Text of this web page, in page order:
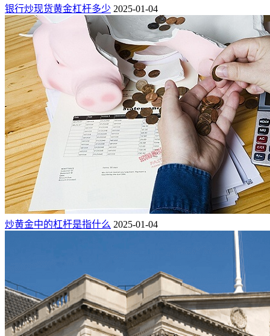
银行炒现货黄金杠杆多少 2025-01-04
炒黄金中的杠杆是指什么 2025-01-04